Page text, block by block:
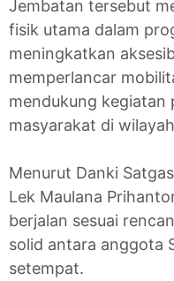
Jembatan tersebut
fisik utama dalam
meningkatkan
memperlancar
mendukung
masyarakat di
Menurut Danki
Lek Maulana
berjalan sesuai
solid antara anggota
setempat.